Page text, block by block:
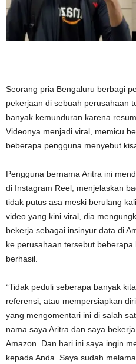
Seorang pria Bengaluru berbagi
pekerjaan di sebuah perusahaan
banyak kemunduran karena
Videonya menjadi viral, memicu
beberapa pengguna menyebut
Pengguna bernama Aritra ini
di Instagram Reel, menjelaskan
tidak putus asa meski berulang
video yang kini viral, dia
bekerja sebagai insinyur data di
ke perusahaan tersebut
berhasil.
“Tidak peduli seberapa banyak
referensi, atau mempersiapkan
yang mengomentari ini di salah
nama saya Aritra dan saya
Amazon. Dan hari ini saya ingin
kepada Anda. Saya sudah